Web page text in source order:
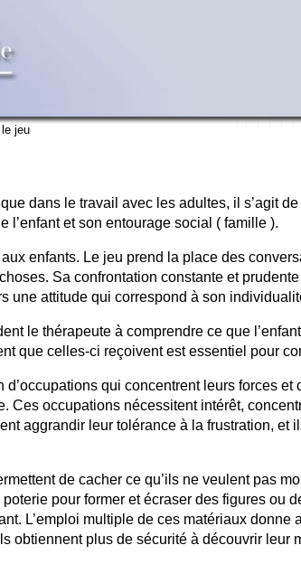
jeu
dans le travail avec les adultes, il s’agit
et son entourage social ( famille ).
enfants. Le jeu prend la place des
Sa confrontation constante et
une attitude qui correspond à son
le thérapeute à comprendre ce que
que celles-ci reçoivent est essentiel pour
qui concentrent leurs forces
Ces occupations nécessitent intérêt,
aggrandir leur tolérance à la frustration,
de cacher ce qu’ils ne veulent pas
pour former et écraser des figures ou
L’emploi multiple de ces matériaux
obtiennent plus de sécurité à découvrir leur